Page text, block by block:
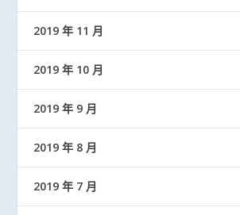
2019 年 11 月
2019 年 10 月
2019 年 9 月
2019 年 8 月
2019 年 7 月